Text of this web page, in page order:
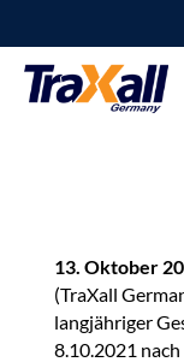
13. Oktober
(TraXall
langjähriger
8.10.2021